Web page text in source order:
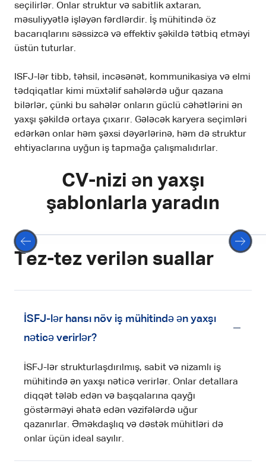
seçilirlər. Onlar struktur və sabitlik axtaran,
məsuliyyətlə işləyən fərdlərdir. İş mühitində öz
bacarıqlarını səssizcə və effektiv şəkildə tətbiq etməyi
üstün tuturlar.
ISFJ-lər tibb, təhsil, incəsənət, kommunikasiya və elmi
tədqiqatlar kimi müxtəlif sahələrdə uğur qazana
bilərlər, çünki bu sahələr onların güclü cəhətlərini ən
yaxşı şəkildə ortaya çıxarır. Gələcək karyera seçimləri
edərkən onlar həm şəxsi dəyərlərinə, həm də struktur
ehtiyaclarına uyğun iş tapmağa çalışmalıdırlar.
CV-nizi ən yaxşı
şablonlarla yaradın
Tez-tez verilən suallar
İSFJ-lər hansı növ iş mühitində ən yaxşı
nəticə verirlər?
İSFJ-lər strukturlaşdırılmış, sabit və nizamlı iş
mühitində ən yaxşı nəticə verirlər. Onlar detallara
diqqət tələb edən və başqalarına qayğı
göstərməyi əhatə edən vəzifələrdə uğur
qazanırlar. Əməkdaşlıq və dəstək mühitləri də
onlar üçün ideal sayılır.